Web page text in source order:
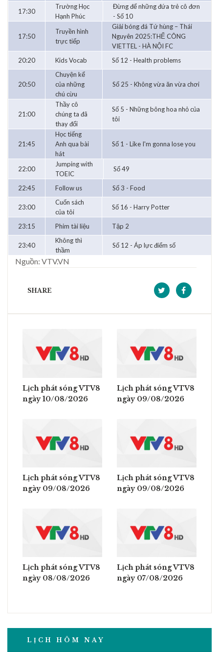
17:30
Trường Học
Hạnh Phúc
Đừng để những đứa trẻ cô đơn
- Số 10
17:50
Truyền hình
trực tiếp
Giải bóng đá Tứ hùng – Thái
Nguyên 2025:THỂ CÔNG
VIETTEL - HÀ NỘI FC
20:20
Kids Vocab Số 12 - Health problems
20:50
Chuyện kể
của những
chú cừu
Số 25 - Không vừa ăn vừa chơi
21:00
Thầy cô
chúng ta đã
thay đổi
Số 5 - Những bông hoa nhỏ của
tôi
21:45
Học tiếng
Anh qua bài
hát
Số 1 - Like I'm gonna lose you
22:00
Jumping with
TOEIC
Số 49
22:45 Follow us Số 3 - Food
23:00
Cuốn sách
của tôi
Số 16 - Harry Potter
23:15 Phim tài liệu Tập 2
23:40
Không thì
thầm
Số 12 - Áp lực điểm số
Nguồn: VTV.VN
SHARE
Lịch phát sóng VTV8
ngày 10/08/2026
Lịch phát sóng VTV8
ngày 09/08/2026
Lịch phát sóng VTV8
ngày 09/08/2026
Lịch phát sóng VTV8
ngày 09/08/2026
Lịch phát sóng VTV8
ngày 08/08/2026
Lịch phát sóng VTV8
ngày 07/08/2026
LỊCH HÔM NAY